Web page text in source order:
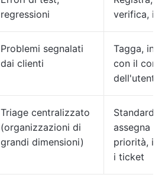
regressioni
verifica,
Problemi segnalati
dai clienti
Tagga,
con il
dell'utente
Triage centralizzato
(organizzazioni di
grandi dimensioni)
assegna
priorità,
i ticket